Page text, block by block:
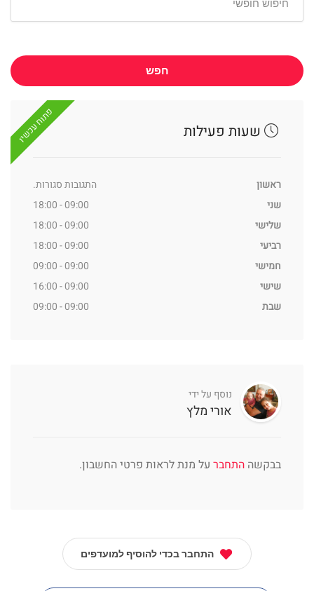
חפש
פתוח עכשיו שעות פעילות
ראשון
התגובות סגורות.
שני
09:00 - 18:00
שלישי
09:00 - 18:00
רביעי
09:00 - 18:00
חמישי
09:00 - 09:00
שישי
09:00 - 16:00
שבת
09:00 - 09:00
נוסף על ידי
אורי מלץ
בבקשה התחבר על מנת לראות פרטי החשבון.
התחבר בכדי להוסיף למועדפים